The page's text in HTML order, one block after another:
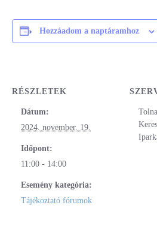
Hozzáadom a naptáramhoz
RÉSZLETEK
Dátum:
2024. november. 19.
Időpont:
11:00 - 14:00
Esemény kategória:
Tájékoztató fórumok